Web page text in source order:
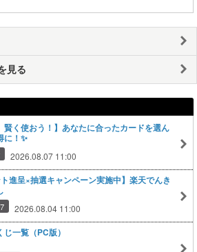
見る
賢く使おう！】あなたに合ったカードを選ん
に！✨
2026.08.07 11:00
ト進呈×抽選キャンペーン実施中】楽天でんき
2026.08.04 11:00
一覧（PC版）